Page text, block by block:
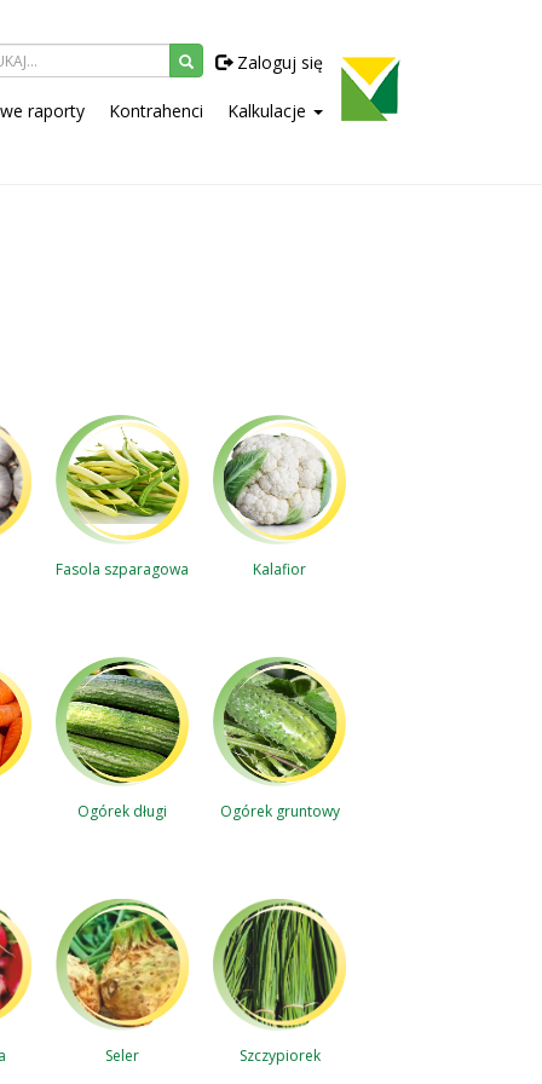
Zaloguj się
raporty Kontrahenci Kalkulacje
Fasola szparagowa Kalafior
Ogórek długi Ogórek gruntowy
Seler Szczypiorek